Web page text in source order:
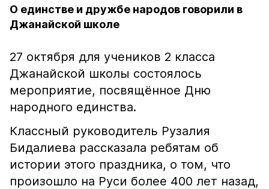
О единстве и дружбе народов говорили в
Джанайской школе
27 октября для учеников 2 класса
Джанайской школы состоялось
мероприятие, посвящённое Дню
народного единства.
Классный руководитель Рузалия
Бидалиева рассказала ребятам об
истории этого праздника, о том, что
произошло на Руси более 400 лет назад,